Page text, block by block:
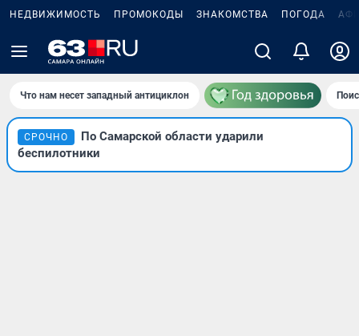
НЕДВИЖИМОСТЬ ПРОМОКОДЫ ЗНАКОМСТВА ПОГОДА
Что нам несет западный антициклон
СРОЧНО
По Самарской области ударили
беспилотники